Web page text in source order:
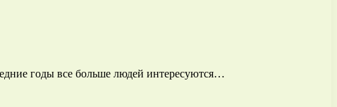
годы все больше людей интересуются…